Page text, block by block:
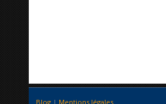
Blog | Mentions légales